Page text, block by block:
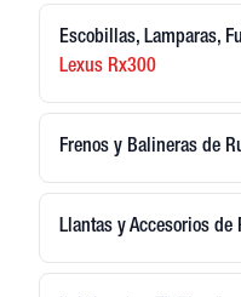
Escobillas, Lamparas,
Lexus Rx300
Frenos y Balineras de
Llantas y Accesorios de